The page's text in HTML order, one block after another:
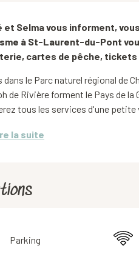
et Selma vous informent,
à St-Laurent-du-Pont
cartes de pêche, tickets
dans le Parc naturel régional de
de Rivière forment le Pays de la
tous les services d'une petite
la suite
Parking